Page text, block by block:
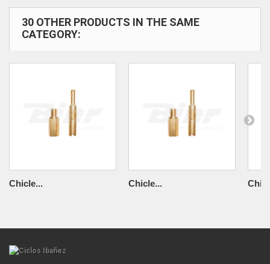
30 OTHER PRODUCTS IN THE SAME
CATEGORY:
Chicle... Chicle...